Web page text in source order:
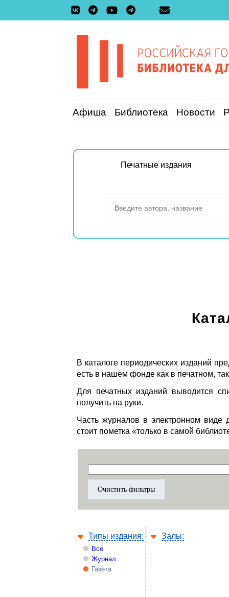
Афиша Библиотека Новости
Печатные издания
В каталоге периодических изданий
есть в нашем фонде как в печатном,
Для печатных изданий выводится
получить на руки.
Часть журналов в электронном виде
стоит пометка «только в самой
Типы издания:
Все
Журнал
Газета
Залы: